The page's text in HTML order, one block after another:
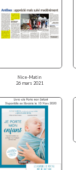
Nice-Matin
26 mars 2021